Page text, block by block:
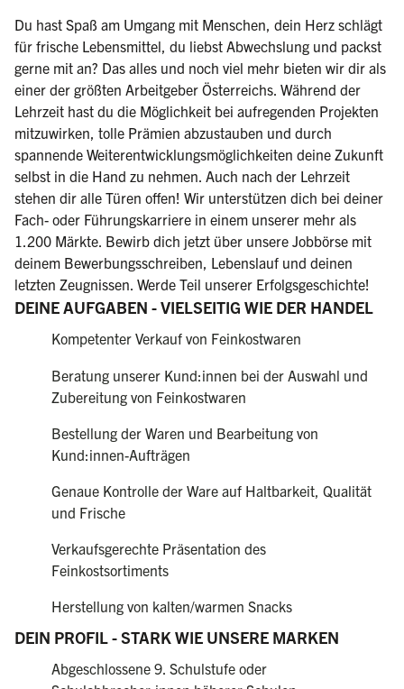
Du hast Spaß am Umgang mit Menschen, dein Herz schlägt
für frische Lebensmittel, du liebst Abwechslung und packst
gerne mit an? Das alles und noch viel mehr bieten wir dir als
einer der größten Arbeitgeber Österreichs. Während der
Lehrzeit hast du die Möglichkeit bei aufregenden Projekten
mitzuwirken, tolle Prämien abzustauben und durch
spannende Weiterentwicklungsmöglichkeiten deine Zukunft
selbst in die Hand zu nehmen. Auch nach der Lehrzeit
stehen dir alle Türen offen! Wir unterstützen dich bei deiner
Fach- oder Führungskarriere in einem unserer mehr als
1.200 Märkte. Bewirb dich jetzt über unsere Jobbörse mit
deinem Bewerbungsschreiben, Lebenslauf und deinen
letzten Zeugnissen. Werde Teil unserer Erfolgsgeschichte!
DEINE AUFGABEN - VIELSEITIG WIE DER HANDEL
Kompetenter Verkauf von Feinkostwaren
Beratung unserer Kund:innen bei der Auswahl und
Zubereitung von Feinkostwaren
Bestellung der Waren und Bearbeitung von
Kund:innen-Aufträgen
Genaue Kontrolle der Ware auf Haltbarkeit, Qualität
und Frische
Verkaufsgerechte Präsentation des
Feinkostsortiments
Herstellung von kalten/warmen Snacks
DEIN PROFIL - STARK WIE UNSERE MARKEN
Abgeschlossene 9. Schulstufe oder